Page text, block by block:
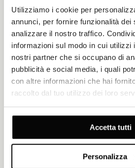
Utilizziamo i cookie per
annunci, per fornire funzionalità dei
analizzare il nostro traffico.
informazioni sul modo in cui utilizzi
nostri partner che si occupano di
pubblicità e social media, i quali
con altre informazioni che hai
raccolto dal tuo utilizzo dei loro
Accetta tutti
Personalizza
RESTAURANT
Concedetevi romantici pasti all'aperto
con vista sull'arcipelago di Sebenico,
ambiente interno rustico
SCOPRI DI PIÙ